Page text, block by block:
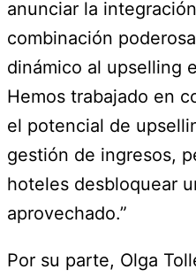
anunciar la
combinación
dinámico al upselling
Hemos trabajado en
el potencial de
gestión de ingresos,
hoteles desbloquear
aprovechado.”
Por su parte, Olga